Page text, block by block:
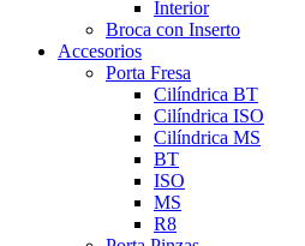
Interior
Broca con Inserto
Accesorios
Porta Fresa
Cilíndrica BT
Cilíndrica ISO
Cilíndrica MS
BT
ISO
MS
R8